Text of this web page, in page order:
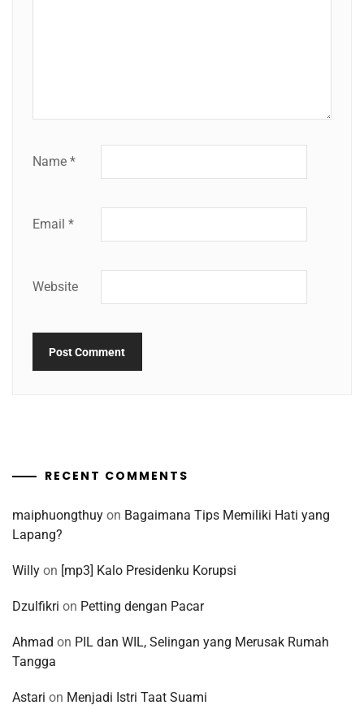
Name *
Email *
Website
RECENT COMMENTS
maiphuongthuy on Bagaimana Tips Memiliki Hati yang
Lapang?
Willy on [mp3] Kalo Presidenku Korupsi
Dzulfikri on Petting dengan Pacar
Ahmad on PIL dan WIL, Selingan yang Merusak Rumah
Tangga
Astari on Menjadi Istri Taat Suami